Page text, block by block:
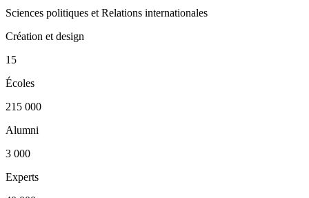
Sciences politiques et Relations internationales
Création et design
15
Écoles
215 000
Alumni
3 000
Experts